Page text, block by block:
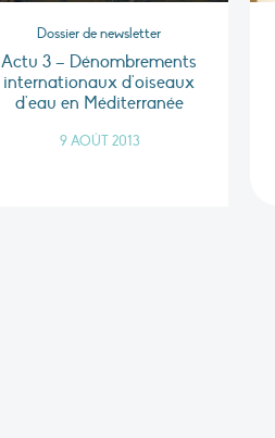
Dossier de newsletter
Actu 3 – Dénombrements
internationaux d'oiseaux
d'eau en Méditerranée
9 AOÛT 2013